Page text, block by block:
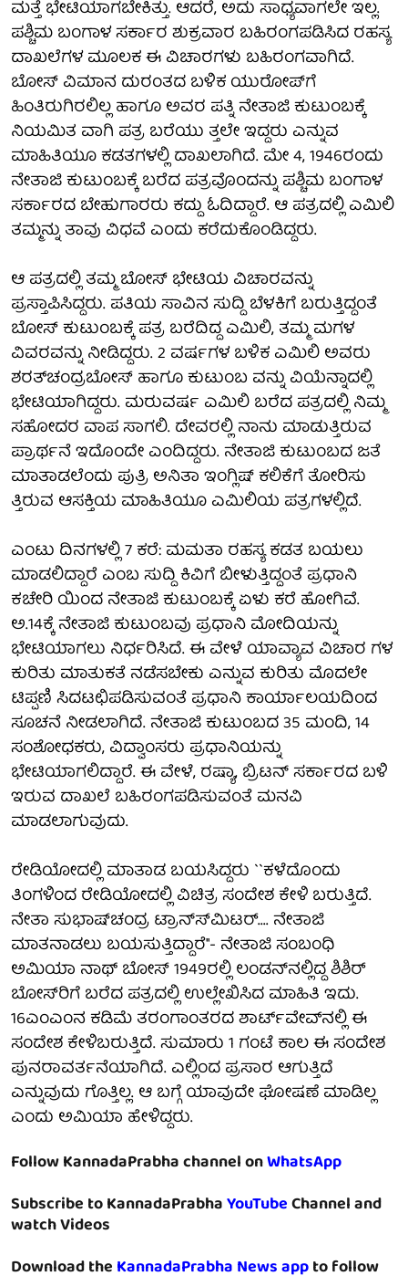
ಮತ್ತೆ ಭೇಟಿಯಾಗಬೇಕಿತ್ತು. ಆದರೆ, ಅದು ಸಾಧ್ಯವಾಗಲೇ ಇಲ್ಲ.
ಪಶ್ಚಿಮ ಬಂಗಾಳ ಸರ್ಕಾರ ಶುಕ್ರವಾರ ಬಹಿರಂಗಪಡಿಸಿದ ರಹಸ್ಯ
ದಾಖಲೆಗಳ ಮೂಲಕ ಈ ವಿಚಾರಗಳು ಬಹಿರಂಗವಾಗಿದೆ.
ಬೋಸ್ ವಿಮಾನ ದುರಂತದ ಬಳಿಕ ಯುರೋಪ್‍ಗೆ
ಹಿಂತಿರುಗಿರಲಿಲ್ಲ ಹಾಗೂ ಅವರ ಪತ್ನಿ ನೇತಾಜಿ ಕುಟುಂಬಕ್ಕೆ
ನಿಯಮಿತ ವಾಗಿ ಪತ್ರ ಬರೆಯು ತ್ತಲೇ ಇದ್ದರು ಎನ್ನುವ
ಮಾಹಿತಿಯೂ ಕಡತಗಳಲ್ಲಿ ದಾಖಲಾಗಿದೆ. ಮೇ 4, 1946ರಂದು
ನೇತಾಜಿ ಕುಟುಂಬಕ್ಕೆ ಬರೆದ ಪತ್ರವೊಂದನ್ನು ಪಶ್ಚಿಮ ಬಂಗಾಳ
ಸರ್ಕಾರದ ಬೇಹುಗಾರರು ಕದ್ದು ಓದಿದ್ದಾರೆ. ಆ ಪತ್ರದಲ್ಲಿ ಎಮಿಲಿ
ತಮ್ಮನ್ನು ತಾವು ವಿಧವೆ ಎಂದು ಕರೆದುಕೊಂಡಿದ್ದರು.
ಆ ಪತ್ರದಲ್ಲಿ ತಮ್ಮ ಬೋಸ್ ಭೇಟಿಯ ವಿಚಾರವನ್ನು
ಪ್ರಸ್ತಾಪಿಸಿದ್ದರು. ಪತಿಯ ಸಾವಿನ ಸುದ್ದಿ ಬೆಳಕಿಗೆ ಬರುತ್ತಿದ್ದಂತೆ
ಬೋಸ್ ಕುಟುಂಬಕ್ಕೆ ಪತ್ರ ಬರೆದಿದ್ದ ಎಮಿಲಿ, ತಮ್ಮ ಮಗಳ
ವಿವರವನ್ನು ನೀಡಿದ್ದರು. 2 ವರ್ಷಗಳ ಬಳಿಕ ಎಮಿಲಿ ಅವರು
ಶರತ್‍ಚಂದ್ರಬೋಸ್ ಹಾಗೂ ಕುಟುಂಬ ವನ್ನು ವಿಯೆನ್ನಾದಲ್ಲಿ
ಭೇಟಿಯಾಗಿದ್ದರು. ಮರುವರ್ಷ ಎಮಿಲಿ ಬರೆದ ಪತ್ರದಲ್ಲಿ ನಿಮ್ಮ
ಸಹೋದರ ವಾಪ ಸಾಗಲಿ. ದೇವರಲ್ಲಿ ನಾನು ಮಾಡುತ್ತಿರುವ
ಪ್ರಾರ್ಥನೆ ಇದೊಂದೇ ಎಂದಿದ್ದರು. ನೇತಾಜಿ ಕುಟುಂಬದ ಜತೆ
ಮಾತಾಡಲೆಂದು ಪುತ್ರಿ ಅನಿತಾ ಇಂಗ್ಲಿಷ್ ಕಲಿಕೆಗೆ ತೋರಿಸು
ತ್ತಿರುವ ಆಸಕ್ತಿಯ ಮಾಹಿತಿಯೂ ಎಮಿಲಿಯ ಪತ್ರಗಳಲ್ಲಿದೆ.
ಎಂಟು ದಿನಗಳಲ್ಲಿ 7 ಕರೆ: ಮಮತಾ ರಹಸ್ಯ ಕಡತ ಬಯಲು
ಮಾಡಲಿದ್ದಾರೆ ಎಂಬ ಸುದ್ದಿ ಕಿವಿಗೆ ಬೀಳುತ್ತಿದ್ದಂತೆ ಪ್ರಧಾನಿ
ಕಚೇರಿ ಯಿಂದ ನೇತಾಜಿ ಕುಟುಂಬಕ್ಕೆ ಏಳು ಕರೆ ಹೋಗಿವೆ.
ಅ.14ಕ್ಕೆ ನೇತಾಜಿ ಕುಟುಂಬವು ಪ್ರಧಾನಿ ಮೋದಿಯನ್ನು
ಭೇಟಿಯಾಗಲು ನಿರ್ಧರಿಸಿದೆ. ಈ ವೇಳೆ ಯಾವ್ಯಾವ ವಿಚಾರ ಗಳ
ಕುರಿತು ಮಾತುಕತೆ ನಡೆಸಬೇಕು ಎನ್ನುವ ಕುರಿತು ಮೊದಲೇ
ಟಿಪ್ಪಣಿ ಸಿದಟಛಿಪಡಿಸುವಂತೆ ಪ್ರಧಾನಿ ಕಾರ್ಯಾಲಯದಿಂದ
ಸೂಚನೆ ನೀಡಲಾಗಿದೆ. ನೇತಾಜಿ ಕುಟುಂಬದ 35 ಮಂದಿ, 14
ಸಂಶೋಧಕರು, ವಿದ್ವಾಂಸರು ಪ್ರಧಾನಿಯನ್ನು
ಭೇಟಿಯಾಗಲಿದ್ದಾರೆ. ಈ ವೇಳೆ, ರಷ್ಯಾ, ಬ್ರಿಟನ್ ಸರ್ಕಾರದ ಬಳಿ
ಇರುವ ದಾಖಲೆ ಬಹಿರಂಗಪಡಿಸುವಂತೆ ಮನವಿ
ಮಾಡಲಾಗುವುದು.
ರೇಡಿಯೋದಲ್ಲಿ ಮಾತಾಡ ಬಯಸಿದ್ದರು ``ಕಳೆದೊಂದು
ತಿಂಗಳಿಂದ ರೇಡಿಯೋದಲ್ಲಿ ವಿಚಿತ್ರ ಸಂದೇಶ ಕೇಳಿ ಬರುತ್ತಿದೆ.
ನೇತಾ ಸುಭಾಷ್‍ಚಂದ್ರ ಟ್ರಾನ್ಸ್‍ಮಿಟರ್.... ನೇತಾಜಿ
ಮಾತನಾಡಲು ಬಯಸುತ್ತಿದ್ದಾರೆ''- ನೇತಾಜಿ ಸಂಬಂಧಿ
ಅಮಿಯಾ ನಾಥ್ ಬೋಸ್ 1949ರಲ್ಲಿ ಲಂಡನ್‍ನಲ್ಲಿದ್ದ ಶಿಶಿರ್
ಬೋಸ್‍ರಿಗೆ ಬರೆದ ಪತ್ರದಲ್ಲಿ ಉಲ್ಲೇಖಿಸಿದ ಮಾಹಿತಿ ಇದು.
16ಎಂಎಂನ ಕಡಿಮೆ ತರಂಗಾಂತರದ ಶಾರ್ಟ್‍ವೇವ್‍ನಲ್ಲಿ ಈ
ಸಂದೇಶ ಕೇಳಿಬರುತ್ತಿದೆ. ಸುಮಾರು 1 ಗಂಟೆ ಕಾಲ ಈ ಸಂದೇಶ
ಪುನರಾವರ್ತನೆಯಾಗಿದೆ. ಎಲ್ಲಿಂದ ಪ್ರಸಾರ ಆಗುತ್ತಿದೆ
ಎನ್ನುವುದು ಗೊತ್ತಿಲ್ಲ. ಆ ಬಗ್ಗೆ ಯಾವುದೇ ಘೋಷಣೆ ಮಾಡಿಲ್ಲ
ಎಂದು ಅಮಿಯಾ ಹೇಳಿದ್ದರು.
Follow KannadaPrabha channel onWhatsApp
Subscribe to KannadaPrabhaYouTubeChannel and
watch Videos
Download theKannadaPrabha News appto follow